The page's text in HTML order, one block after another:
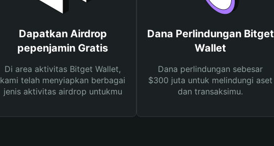
Dapatkan Airdrop
pepenjamin Gratis
Di area aktivitas Bitget Wallet,
kami telah menyiapkan berbagai
jenis aktivitas airdrop untukmu
Dana Perlindungan Bitget
Wallet
Dana perlindungan sebesar
$300 juta untuk melindungi aset
dan transaksimu.